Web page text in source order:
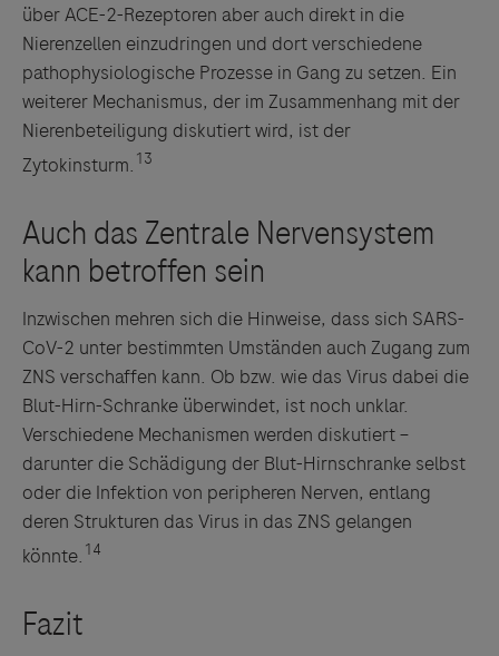
über ACE-2-Rezeptoren aber auch direkt in die
Nierenzellen einzudringen und dort verschiedene
pathophysiologische Prozesse in Gang zu setzen. Ein
weiterer Mechanismus, der im Zusammenhang mit der
Nierenbeteiligung diskutiert wird, ist der
Zytokinsturm. 13
Inzwischen mehren sich die Hinweise, dass sich SARS-
CoV-2 unter bestimmten Umständen auch Zugang zum
ZNS verschaffen kann. Ob bzw. wie das Virus dabei die
Blut-Hirn-Schranke überwindet, ist noch unklar.
Verschiedene Mechanismen werden diskutiert –
darunter die Schädigung der Blut-Hirnschranke selbst
oder die Infektion von peripheren Nerven, entlang
deren Strukturen das Virus in das ZNS gelangen
könnte. 14